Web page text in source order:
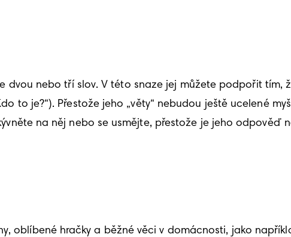
dvou nebo tří slov. V této snaze jej můžete podpořit tím,
to je?“). Přestože jeho „věty“ nebudou ještě ucelené
na něj nebo se usmějte, přestože je jeho odpověď
oblíbené hračky a běžné věci v domácnosti, jako